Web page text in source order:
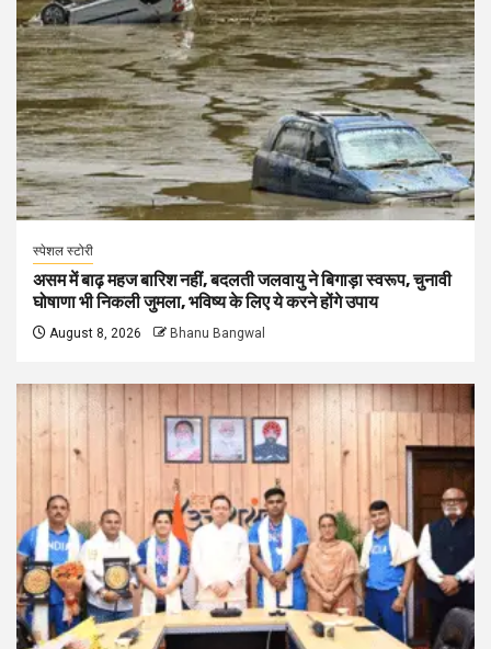
स्पेशल स्टोरी
असम में बाढ़ महज बारिश नहीं, बदलती जलवायु ने बिगाड़ा स्वरूप, चुनावी
घोषाणा भी निकली जुमला, भविष्य के लिए ये करने होंगे उपाय
August 8, 2026 Bhanu Bangwal